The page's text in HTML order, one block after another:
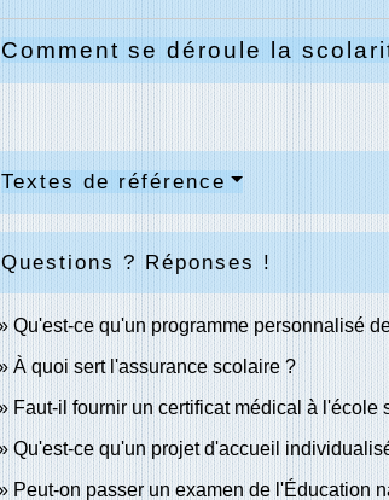
Comment se déroule la
Textes de référence
Questions ? Réponses !
Qu'est-ce qu'un programme personnalisé
À quoi sert l'assurance scolaire ?
Faut-il fournir un certificat médical à l'école
Qu'est-ce qu'un projet d'accueil
Peut-on passer un examen de l'Éducation